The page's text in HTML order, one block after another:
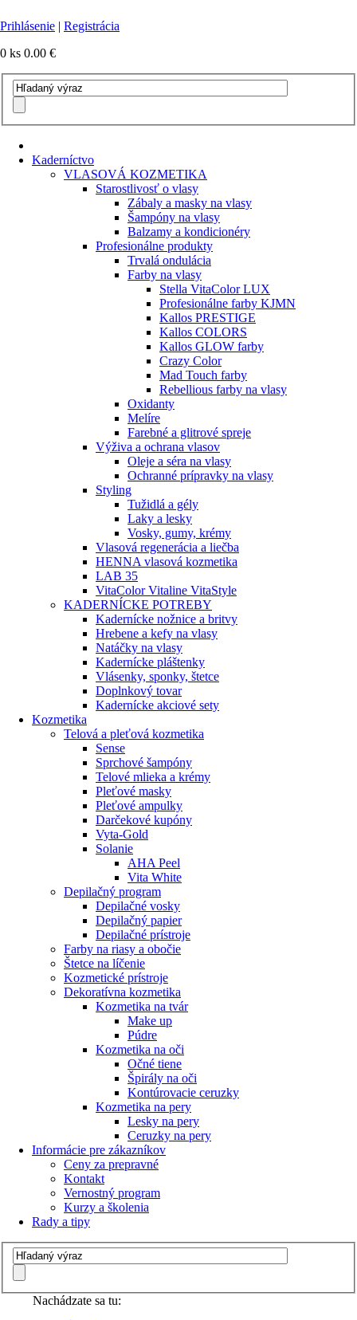
Prihlásenie | Registrácia
0 ks 0.00 €
Kaderníctvo
VLASOVÁ KOZMETIKA
Starostlivosť o vlasy
Zábaly a masky na vlasy
Šampóny na vlasy
Balzamy a kondicionéry
Profesionálne produkty
Trvalá ondulácia
Farby na vlasy
Stella VitaColor LUX
Profesionálne farby KJMN
Kallos PRESTIGE
Kallos COLORS
Kallos GLOW farby
Crazy Color
Mad Touch farby
Rebellious farby na vlasy
Oxidanty
Melíre
Farebné a glitrové spreje
Výživa a ochrana vlasov
Oleje a séra na vlasy
Ochranné prípravky na vlasy
Styling
Tužidlá a gély
Laky a lesky
Vosky, gumy, krémy
Vlasová regenerácia a liečba
HENNA vlasová kozmetika
LAB 35
VitaColor Vitaline VitaStyle
KADERNÍCKE POTREBY
Kadernícke nožnice a britvy
Hrebene a kefy na vlasy
Natáčky na vlasy
Kadernícke pláštenky
Vlásenky, sponky, štetce
Doplnkový tovar
Kadernícke akciové sety
Kozmetika
Telová a pleťová kozmetika
Sense
Sprchové šampóny
Telové mlieka a krémy
Pleťové masky
Pleťové ampulky
Darčekové kupóny
Vyta-Gold
Solanie
AHA Peel
Vita White
Depilačný program
Depilačné vosky
Depilačný papier
Depilačné prístroje
Farby na riasy a obočie
Štetce na líčenie
Kozmetické prístroje
Dekoratívna kozmetika
Kozmetika na tvár
Make up
Púdre
Kozmetika na oči
Očné tiene
Špirály na oči
Kontúrovacie ceruzky
Kozmetika na pery
Lesky na pery
Ceruzky na pery
Informácie pre zákazníkov
Ceny za prepravné
Kontakt
Vernostný program
Kurzy a školenia
Rady a tipy
Nachádzate sa tu: